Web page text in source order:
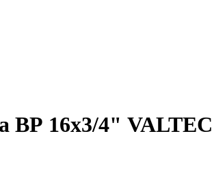
ВР 16х3/4" VALTEC